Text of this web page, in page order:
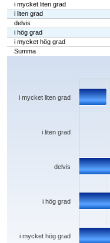
i mycket liten grad
i liten grad
delvis
i hög grad
i mycket hög grad
Summa
Chart
The chart has 1 X axis displaying
The chart has 1 Y axis displaying
i mycket hög grad
i hög grad
delvis
i liten grad
i mycket liten grad